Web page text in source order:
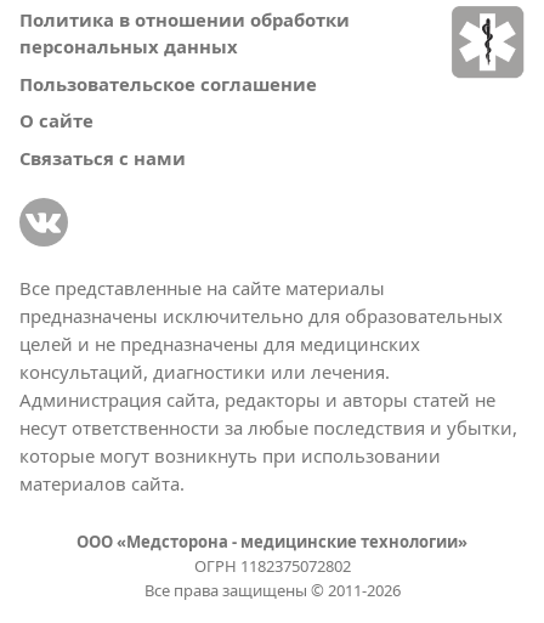
Политика в отношении обработки
персональных данных
Пользовательское соглашение
О сайте
Связаться с нами
Все представленные на сайте материалы
предназначены исключительно для образовательных
целей и не предназначены для медицинских
консультаций, диагностики или лечения.
Администрация сайта, редакторы и авторы статей не
несут ответственности за любые последствия и убытки,
которые могут возникнуть при использовании
материалов сайта.
ООО «Медсторона - медицинские технологии»
ОГРН 1182375072802
Все права защищены © 2011-2026